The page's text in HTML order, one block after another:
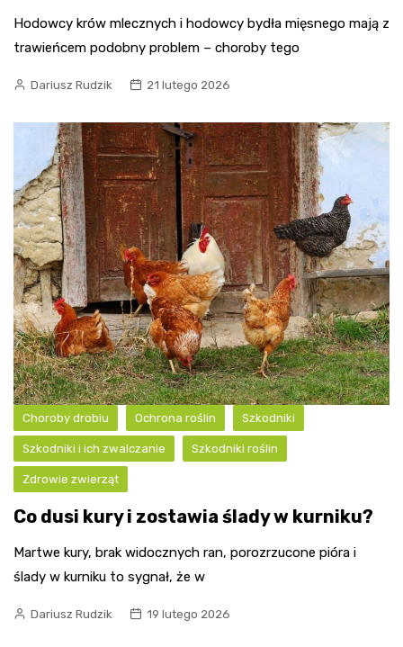
Hodowcy krów mlecznych i hodowcy bydła mięsnego mają z
trawieńcem podobny problem – choroby tego
Dariusz Rudzik 21 lutego 2026
Choroby drobiu Ochrona roślin Szkodniki
Szkodniki i ich zwalczanie Szkodniki roślin
Zdrowie zwierząt
Co dusi kury i zostawia ślady w kurniku?
Martwe kury, brak widocznych ran, porozrzucone pióra i
ślady w kurniku to sygnał, że w
Dariusz Rudzik 19 lutego 2026